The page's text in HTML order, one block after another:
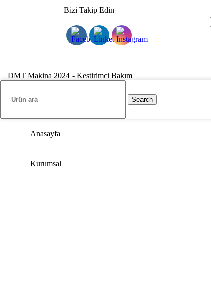
Bizi Takip Edin
DMT Makina 2024 - Kestirimci Bakım
Search
Anasayfa
Kurumsal